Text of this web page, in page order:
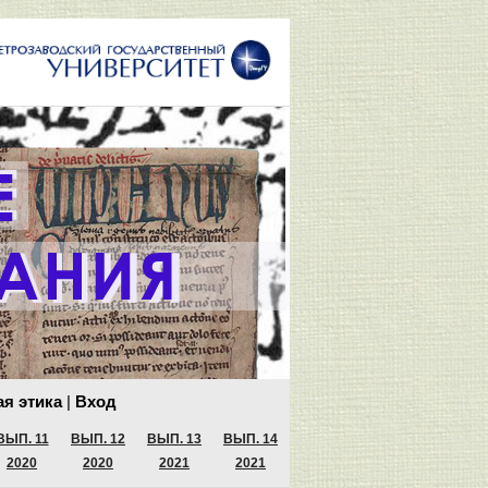
этика | Вход
11
2020
ВЫП. 12
2020
ВЫП. 13
2021
ВЫП. 14
2021